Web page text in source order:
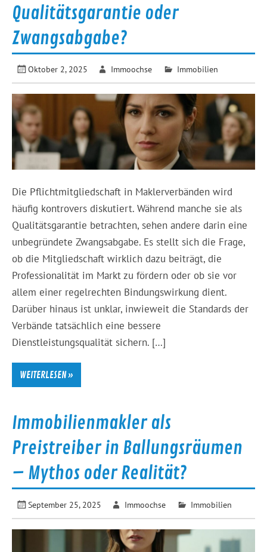
Qualitätsgarantie oder
Zwangsabgabe?
Oktober 2, 2025 Immoochse Immobilien
Die Pflichtmitgliedschaft in Maklerverbänden wird
häufig kontrovers diskutiert. Während manche sie als
Qualitätsgarantie betrachten, sehen andere darin eine
unbegründete Zwangsabgabe. Es stellt sich die Frage,
ob die Mitgliedschaft wirklich dazu beiträgt, die
Professionalität im Markt zu fördern oder ob sie vor
allem einer regelrechten Bindungswirkung dient.
Darüber hinaus ist unklar, inwieweit die Standards der
Verbände tatsächlich eine bessere
Dienstleistungsqualität sichern. […]
WEITERLESEN »
Immobilienmakler als
Preistreiber in Ballungsräumen
– Mythos oder Realität?
September 25, 2025 Immoochse Immobilien